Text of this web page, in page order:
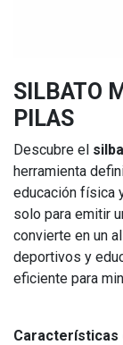
SILBATO
PILAS
Descubre el
herramienta
educación física
solo para emitir
convierte en un
deportivos y
eficiente para
Características